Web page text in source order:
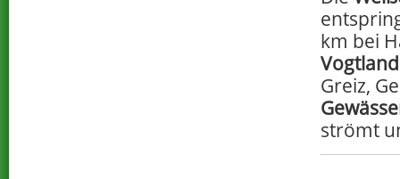
km bei
Vogtland
Greiz,
strömt